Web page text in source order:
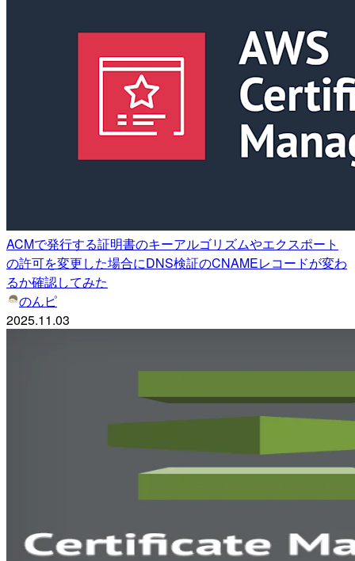
ACMで発行する証明書のキーアルゴリズムやエクスポート
の許可を変更した場合にDNS検証のCNAMEレコードが変わ
るか確認してみた
のんピ
2025.11.03